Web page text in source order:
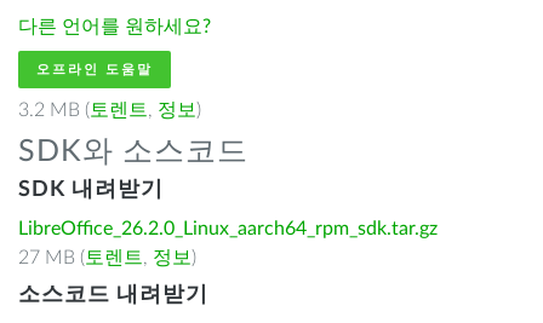
다른 언어를 원하세요?
오프라인 도움말
3.2 MB ( 토렌트, 정보 )
SDK와 소스코드
SDK 내려받기
LibreOffice_26.2.0_Linux_aarch64_rpm_sdk.tar.gz
27 MB ( 토렌트, 정보 )
소스코드 내려받기